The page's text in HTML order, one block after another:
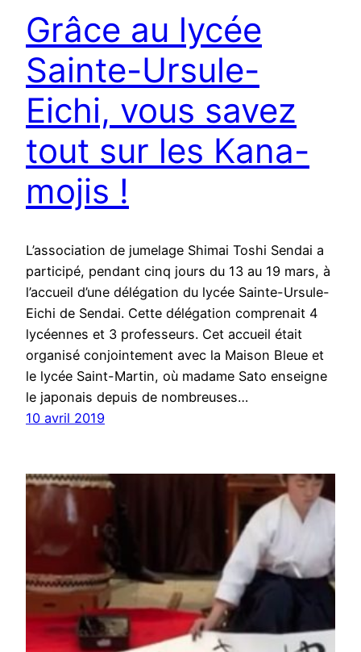
Grâce au lycée
Sainte-Ursule-
Eichi, vous savez
tout sur les Kana-
mojis !
L’association de jumelage Shimai Toshi Sendai a
participé, pendant cinq jours du 13 au 19 mars, à
l’accueil d’une délégation du lycée Sainte-Ursule-
Eichi de Sendai. Cette délégation comprenait 4
lycéennes et 3 professeurs. Cet accueil était
organisé conjointement avec la Maison Bleue et
le lycée Saint-Martin, où madame Sato enseigne
le japonais depuis de nombreuses…
10 avril 2019